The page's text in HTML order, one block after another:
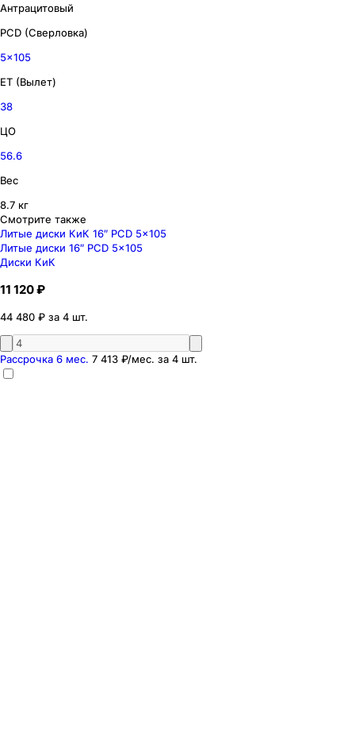
Антрацитовый
PCD (Сверловка)
5x105
ET (Вылет)
38
ЦО
56.6
Вес
8.7 кг
Смотрите также
Литые диски КиК 16″ PCD 5x105
Литые диски 16″ PCD 5x105
Диски КиК
11 120 ₽
44 480 ₽ за 4 шт.
Рассрочка 6 мес. 7 413 ₽/мес. за 4 шт.